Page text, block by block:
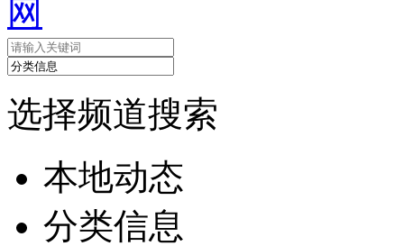
选择频道搜索
本地动态
分类信息